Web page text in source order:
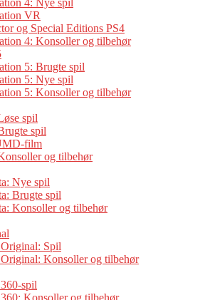
4: Nye spil
VR
og Special Editions PS4
4: Konsoller og tilbehør
5: Brugte spil
5: Nye spil
5: Konsoller og tilbehør
spil
spil
film
og tilbehør
Nye spil
Brugte spil
Konsoller og tilbehør
Spil
Konsoller og tilbehør
spil